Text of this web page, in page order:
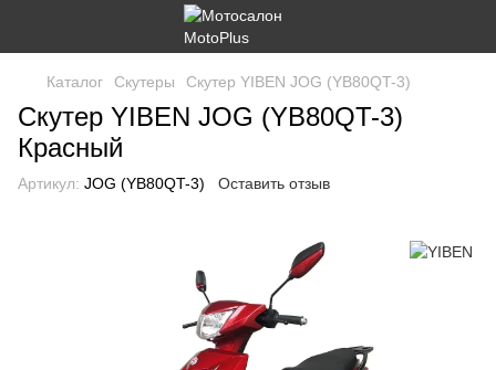
Каталог Скутеры Скутер YIBEN JOG (YB80QT-3)
Скутер YIBEN JOG (YB80QT-3)
Красный
Артикул: JOG (YB80QT-3) Оставить отзыв